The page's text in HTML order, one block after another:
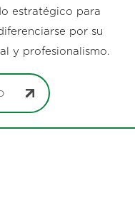
estratégico para
por su
y profesionalismo.